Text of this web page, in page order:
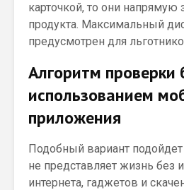
карточкой, то они напрямую
продукта. Максимальный
предусмотрен для
Алгоритм проверки
использованием
приложения
Подобный вариант подойдет
не представляет жизнь без
интернета, гаджетов и